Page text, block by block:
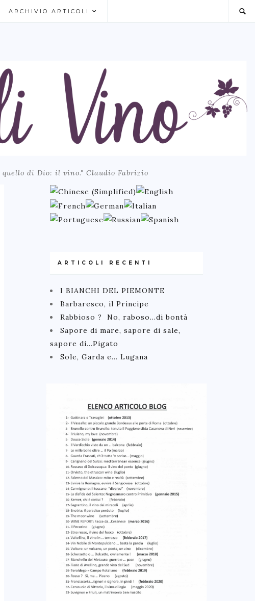
ARCHIVIO ARTICOLI
di Dio: il vino." Claudio Fabrizio
ARTICOLI RECENTI
I BIANCHI DEL PIEMONTE
Barbaresco, il Principe
Rabbioso ? No, raboso…di bontà
Sapore di mare, sapore di sale,
sapore di…Pigato
Sole, Garda e… Lugana